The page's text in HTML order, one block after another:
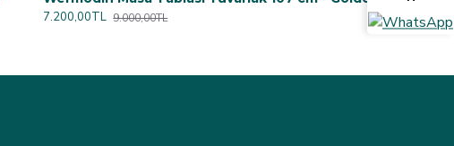
7.200,00TL 9.000,00TL